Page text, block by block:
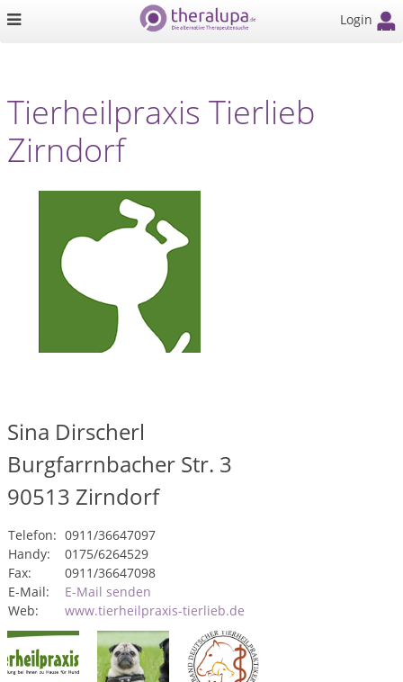
Login
Tierheilpraxis Tierlieb
Zirndorf
Sina Dirscherl
Burgfarrnbacher Str. 3
90513 Zirndorf
Telefon: 0911/36647097
Handy:
0175/6264529
Fax:
0911/36647098
E-Mail:
E-Mail senden
Web:
www.tierheilpraxis-tierlieb.de